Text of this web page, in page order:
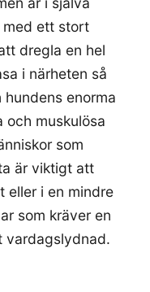
med ett stort
dregla en hel
i närheten så
enorma
och muskulösa
som
är viktigt att
eller i en mindre
som kräver en
vardagslydnad.